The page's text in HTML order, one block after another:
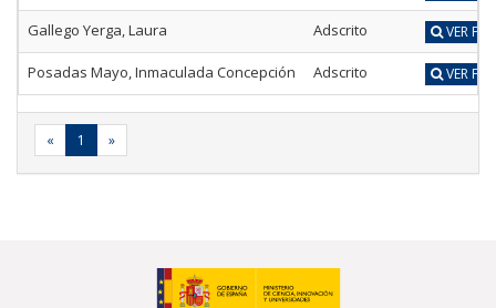
Gallego Yerga, Laura Adscrito VER
Posadas Mayo, Inmaculada Concepción Adscrito VER
« 1 »